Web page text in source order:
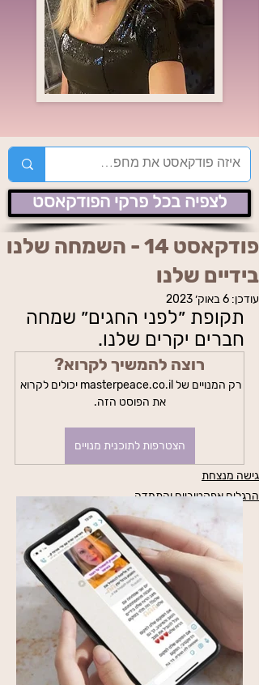
לצפיה בכל פרקי הפודקאסט
פודקאסט 14 - השמחה שלנו
בידיים שלנו
עודכן: 6 באוק׳ 2023
תקופת ״לפני החגים״ שמחה
חברים יקרים שלנו.
רוצה להמשיך לקרוא?
רק המנויים של masterpeace.co.il יכולים לקרוא
את הפוסט הזה.
הצטרפות לתוכנית מנויים
גישה מנצחת
הרגלים אפקטיביים והתמדה